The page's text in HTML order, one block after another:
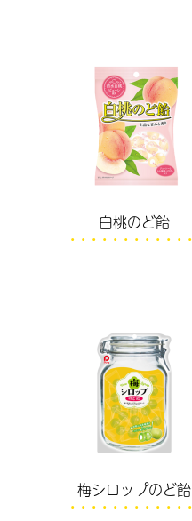
白桃のど飴
梅シロップのど飴